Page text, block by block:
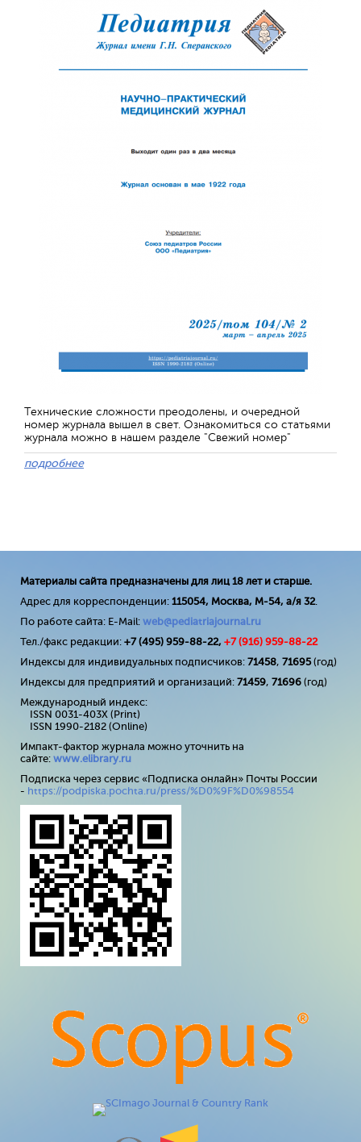
Технические сложности преодолены, и очередной
номер журнала вышел в свет. Ознакомиться со статьями
журнала можно в нашем разделе "Свежий номер"
подробнее
Материалы сайта предназначены для лиц 18 лет и старше.
Адрес для корреспонденции: 115054, Москва, М-54, а/я 32.
По работе сайта: E-Mail: web@pediatriajournal.ru
Тел./факс редакции: +7 (495) 959-88-22, +7 (916) 959-88-22
Индексы для индивидуальных подписчиков: 71458, 71695(год)
Индексы для предприятий и организаций: 71459, 71696 (год)
Международный индекс:
ISSN 0031-403X (Print)
ISSN 1990-2182 (Online)
Импакт-фактор журнала можно уточнить на
сайте: www.elibrary.ru
Подписка через сервис «Подписка онлайн» Почты России
- https://podpiska.pochta.ru/press/%D0%9F%D0%98554